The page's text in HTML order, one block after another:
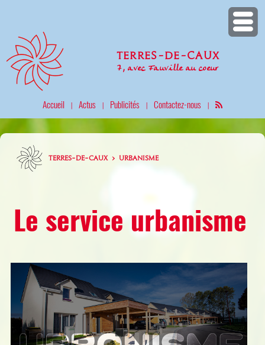
Terres-de-Caux
7, avec Fauville au coeur
Accueil | Actus | Publicités | Contactez-nous |
TERRES-DE-CAUX > URBANISME
Le service urbanisme